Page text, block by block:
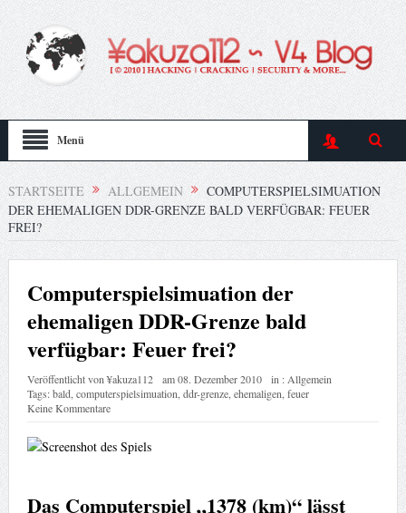
Menü
STARTSEITE ALLGEMEIN
COMPUTERSPIELSIMUATION
DER EHEMALIGEN DDR-GRENZE BALD VERFÜGBAR: FEUER
FREI?
Computerspielsimuation der
ehemaligen DDR-Grenze bald
verfügbar: Feuer frei?
Veröffentlicht von¥akuza112 am08. Dezember 2010 in : Allgemein
Tags:bald, computerspielsimuation ddr-grenze, ehemaligen feuer
Keine Kommentare
Das Computerspiel „1378 (km)“ lässt